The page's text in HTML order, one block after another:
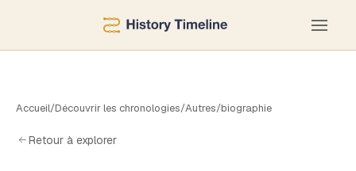
Accueil/Découvrir les chronologies/Autres/biographie
Retour à explorer